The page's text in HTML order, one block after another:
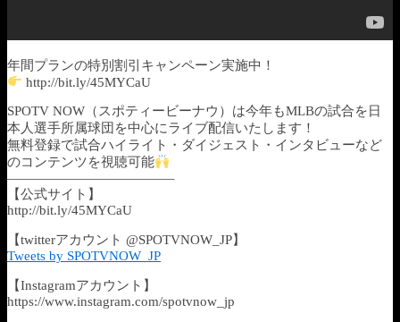
年間プランの特別割引キャンペーン実施中！
http://bit.ly/45MYCaU
SPOTV NOW（スポティービーナウ）は今年もMLBの試合を日
本人選手所属球団を中心にライブ配信いたします！
無料登録で試合ハイライト・ダイジェスト・インタビューなど
のコンテンツを視聴可能
————————————–
【公式サイト】
http://bit.ly/45MYCaU
【twitterアカウント @SPOTVNOW_JP】
Tweets by SPOTVNOW_JP
【Instagramアカウント】
https://www.instagram.com/spotvnow_jp